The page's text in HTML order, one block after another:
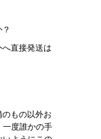
直接発送は
もの以外お
一度誰かの手